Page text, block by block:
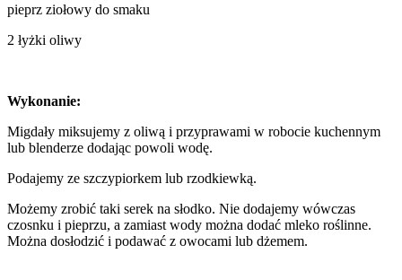
pieprz ziołowy do smaku
2 łyżki oliwy
Wykonanie:
Migdały miksujemy z oliwą i przyprawami w robocie kuchennym
lub blenderze dodając powoli wodę.
Podajemy ze szczypiorkem lub rzodkiewką.
Możemy zrobić taki serek na słodko. Nie dodajemy wówczas
czosnku i pieprzu, a zamiast wody można dodać mleko roślinne.
Można dosłodzić i podawać z owocami lub dżemem.